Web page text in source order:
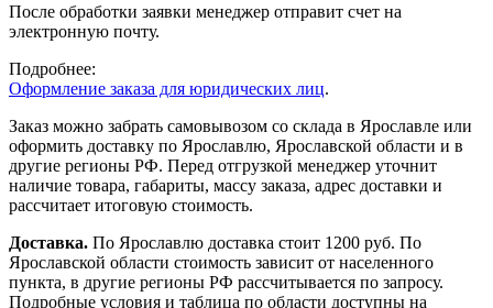
После обработки заявки менеджер отправит счет на
электронную почту.
Подробнее:
Оформление заказа для юридических лиц.
Заказ можно забрать самовывозом со склада в Ярославле или
оформить доставку по Ярославлю, Ярославской области и в
другие регионы РФ. Перед отгрузкой менеджер уточнит
наличие товара, габариты, массу заказа, адрес доставки и
рассчитает итоговую стоимость.
Доставка. По Ярославлю доставка стоит 1200 руб. По
Ярославской области стоимость зависит от населенного
пункта, в другие регионы РФ рассчитывается по запросу.
Подробные условия и таблица по области доступны на